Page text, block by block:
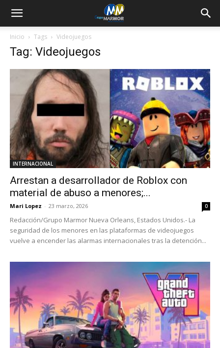
Inicio Tags Videojuegos
Tag: Videojuegos
INTERNACIONAL
Arrestan a desarrollador de Roblox con
material de abuso a menores;...
Mari Lopez - 23 marzo, 2026 0
Redacción/Grupo Marmor Nueva Orleans, Estados Unidos.- La
seguridad de los menores en las plataformas de videojuegos
vuelve a encender las alarmas internacionales tras la detención...